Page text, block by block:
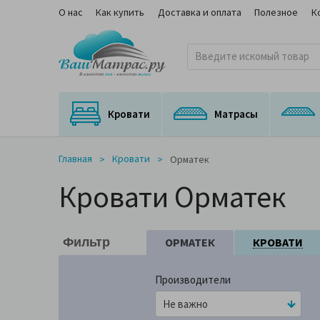
О нас Как купить Доставка и оплата Полезное
Кровати Матрасы
Главная Кровати Орматек
Кровати Орматек
Фильтр ОРМАТЕК КРОВАТИ
Производители